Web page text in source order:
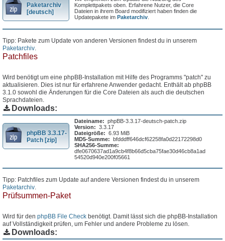
Paketarchiv
[deutsch]
Komplettpakets oben. Erfahrene Nutzer, die Core
Dateien in ihrem Board modifiziert haben finden die
Updatepakete imPaketarchiv
Tipp: Pakete zum Update von anderen Versionen findest du in unserem
Paketarchiv
Patchfiles
Wird benötigt um eine phpBB-Installation mit Hilfe des Programms "patch" zu
aktualisieren. Dies ist nur für erfahrene Anwender gedacht. Enthält ab phpBB
3.1.0 sowohl die Änderungen für die Core Dateien als auch die deutschen
Sprachdateien.
Downloads:
phpBB 3.3.17-
Patch [zip]
Dateiname: phpBB-3.3.17-deutsch-patch.zip
Version: 3.3.17
Dateigröße: 6.93 MiB
MD5-Summe: bfdddff646dcf62258fa0d22172298d0
SHA256-Summe:
dfe0670637ad1a9cb4f8b66d5cba75fae30d46cb8a1ad
54520d940e200f05661
Tipp: Patchfiles zum Update auf andere Versionen findest du in unserem
Paketarchiv
Prüfsummen-Paket
Wird für den phpBB File Check benötigt. Damit lässt sich die phpBB-Installation
auf Vollständigkeit prüfen, um Fehler und andere Probleme zu lösen.
Downloads: